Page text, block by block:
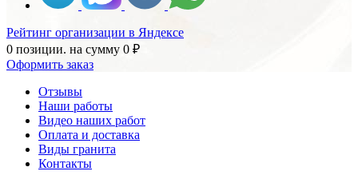
Рейтинг организации в Яндексе
0 позиции. на сумму 0 ₽
Оформить заказ
Отзывы
Наши работы
Видео наших работ
Оплата и доставка
Виды гранита
Контакты